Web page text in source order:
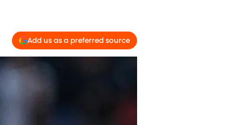
Add us as a preferred source